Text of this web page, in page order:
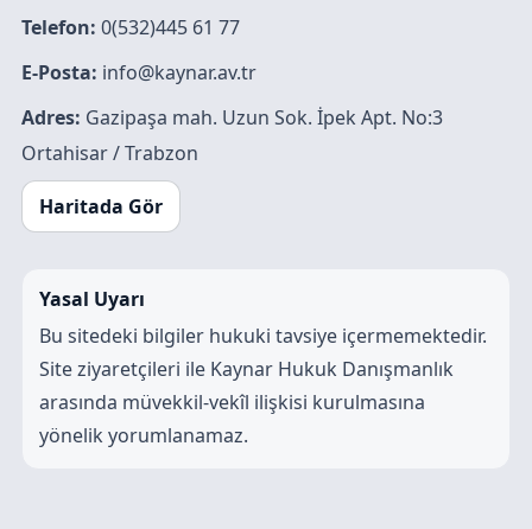
Telefon: 0(532)445 61 77
E-Posta: info@kaynar.av.tr
Adres: Gazipaşa mah. Uzun Sok. İpek Apt. No:3
Ortahisar / Trabzon
Haritada Gör
Yasal Uyarı
Bu sitedeki bilgiler hukuki tavsiye içermemektedir.
Site ziyaretçileri ile Kaynar Hukuk Danışmanlık
arasında müvekkil-vekîl ilişkisi kurulmasına
yönelik yorumlanamaz.